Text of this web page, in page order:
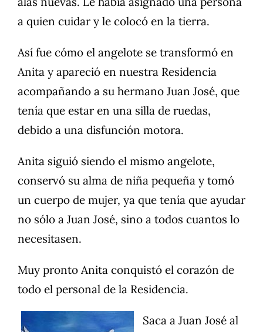
a quien cuidar y le colocó en la tierra.
Así fue cómo el angelote se transformó en
Anita y apareció en nuestra Residencia
acompañando a su hermano Juan José, que
tenía que estar en una silla de ruedas,
debido a una disfunción motora.
Anita siguió siendo el mismo angelote,
conservó su alma de niña pequeña y tomó
un cuerpo de mujer, ya que tenía que ayudar
no sólo a Juan José, sino a todos cuantos lo
necesitasen.
Muy pronto Anita conquistó el corazón de
todo el personal de la Residencia.
Saca a Juan José al